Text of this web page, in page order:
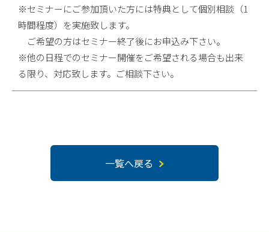
※セミナーにご参加頂いた方には特典として個別相談（1
時間程度）を実施致します。
ご希望の方はセミナー終了後にお申込み下さい。
※他の日程でのセミナー開催をご希望される場合も出来
る限り、対応致します。ご相談下さい。
一覧へ戻る